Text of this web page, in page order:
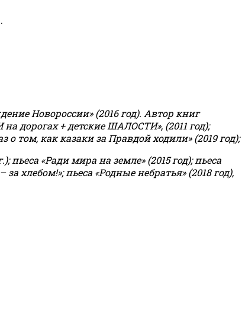
Новороссии» (2016 год). Автор книг
дорогах + детские ШАЛОСТИ», (2011 год);
о том, как казаки за Правдой ходили» (2019 год);
пьеса «Ради мира на земле» (2015 год); пьеса
за хлебом!»;пьеса «Родные небратья» (2018 год),